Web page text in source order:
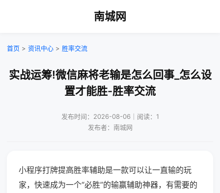
南城网
首页 > 资讯中心 > 胜率交流
实战运筹!微信麻将老输是怎么回事_怎么设
置才能胜-胜率交流
发布时间：2026-08-06｜阅读：1
发布者：南城网
小程序打牌提高胜率辅助是一款可以让一直输的玩
家，快速成为一个“必胜”的输赢辅助神器，有需要的